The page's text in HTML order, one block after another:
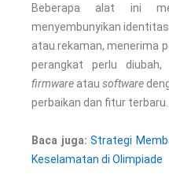
Beberapa alat ini
menyembunyikan
atau rekaman, menerima
perangkat perlu diubah,
firmware atau software
perbaikan dan fitur terbaru.
Baca juga: Strategi
Keselamatan di Olimpiade